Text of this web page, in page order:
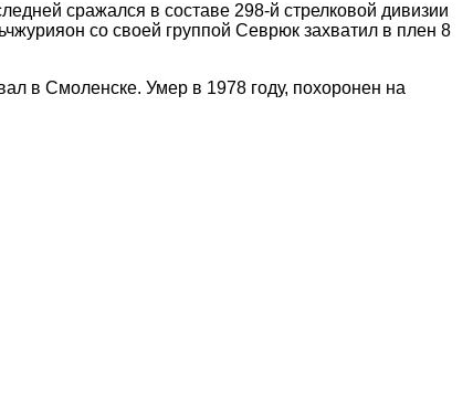
сражался в составе 298-й стрелковой дивизии
со своей группой Севрюк захватил в плен 8
в Смоленске. Умер в 1978 году, похоронен на